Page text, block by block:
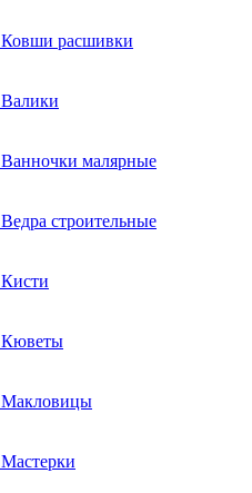
Ковши расшивки
Валики
Ванночки малярные
Ведра строительные
Кисти
Кюветы
Макловицы
Мастерки